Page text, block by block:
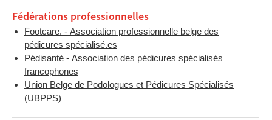
Fédérations professionnelles
Footcare. - Association professionnelle belge des
pédicures spécialisé.es
Pédisanté - Association des pédicures spécialisés
francophones
Union Belge de Podologues et Pédicures Spécialisés
(UBPPS)